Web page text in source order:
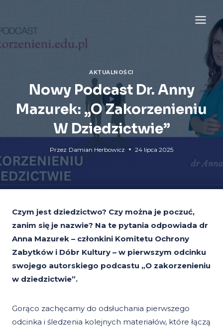
treści
AKTUALNOŚCI
Nowy Podcast Dr. Anny
Mazurek: „O Zakorzenieniu
W Dziedzictwie”
Przez Damian Herbowicz 24 lipca 2025
Czym jest dziedzictwo? Czy można je poczuć,
zanim się je nazwie? Na te pytania odpowiada dr
Anna Mazurek – członkini Komitetu Ochrony
Zabytków i Dóbr Kultury – w pierwszym odcinku
swojego autorskiego podcastu „O zakorzenieniu
w dziedzictwie”.
Gorąco zachęcamy do odsłuchania pierwszego
odcinka i śledzenia kolejnych materiałów, które łączą